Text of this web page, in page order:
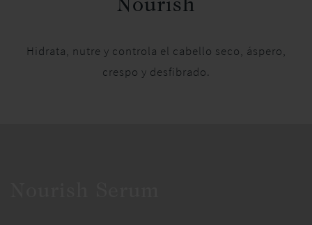
Nourish
Hidrata, nutre y controla el cabello seco, áspero,
crespo y desfibrado.